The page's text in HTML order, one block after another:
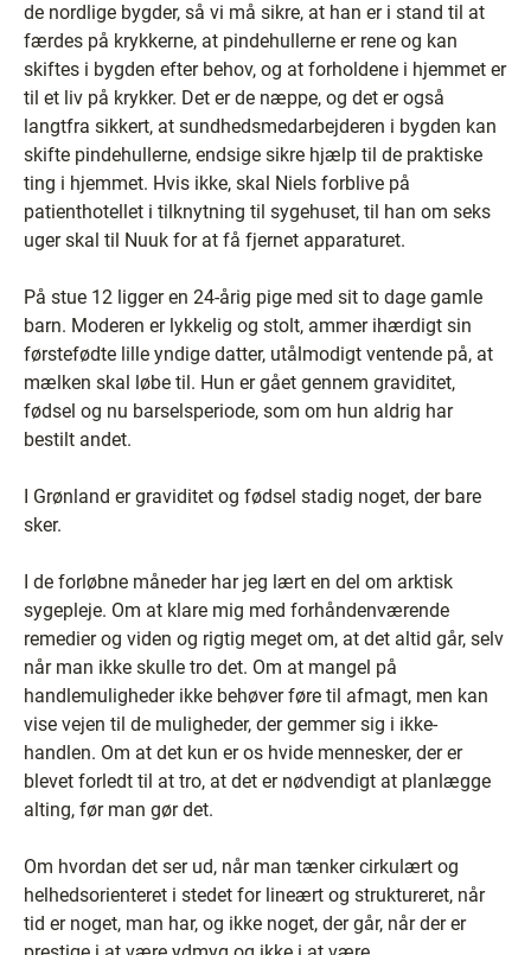
de nordlige bygder, så vi må sikre, at han er i stand til at
færdes på krykkerne, at pindehullerne er rene og kan
skiftes i bygden efter behov, og at forholdene i hjemmet er
til et liv på krykker. Det er de næppe, og det er også
langtfra sikkert, at sundhedsmedarbejderen i bygden kan
skifte pindehullerne, endsige sikre hjælp til de praktiske
ting i hjemmet. Hvis ikke, skal Niels forblive på
patienthotellet i tilknytning til sygehuset, til han om seks
uger skal til Nuuk for at få fjernet apparaturet.
På stue 12 ligger en 24-årig pige med sit to dage gamle
barn. Moderen er lykkelig og stolt, ammer ihærdigt sin
førstefødte lille yndige datter, utålmodigt ventende på, at
mælken skal løbe til. Hun er gået gennem graviditet,
fødsel og nu barselsperiode, som om hun aldrig har
bestilt andet.
I Grønland er graviditet og fødsel stadig noget, der bare
sker.
I de forløbne måneder har jeg lært en del om arktisk
sygepleje. Om at klare mig med forhåndenværende
remedier og viden og rigtig meget om, at det altid går, selv
når man ikke skulle tro det. Om at mangel på
handlemuligheder ikke behøver føre til afmagt, men kan
vise vejen til de muligheder, der gemmer sig i ikke-
handlen. Om at det kun er os hvide mennesker, der er
blevet forledt til at tro, at det er nødvendigt at planlægge
alting, før man gør det.
Om hvordan det ser ud, når man tænker cirkulært og
helhedsorienteret i stedet for lineært og struktureret, når
tid er noget, man har, og ikke noget, der går, når der er